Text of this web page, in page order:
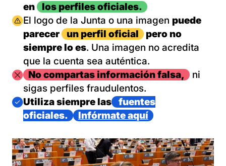
en
los perfiles oficiales.
Imagen
El logo de la Junta o una imagen puede
parecer
un perfil oficial
pero no
siempre lo es. Una imagen no acredita
que la cuenta sea auténtica.
ImagenNo compartas información falsa,
ni
sigas perfiles fraudulentos.
Imagen
Utiliza siempre las
fuentes
oficiales.
Infórmate aquí